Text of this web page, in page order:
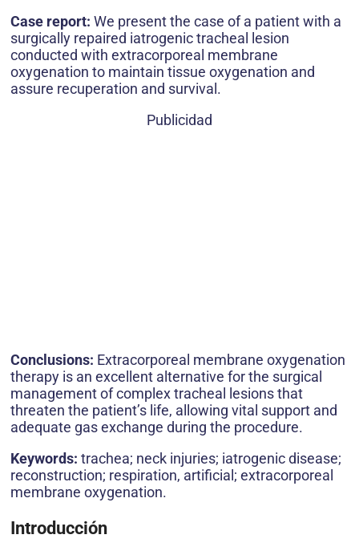
Case report: We present the case of a patient with a
surgically repaired iatrogenic tracheal lesion
conducted with extracorporeal membrane
oxygenation to maintain tissue oxygenation and
assure recuperation and survival.
Publicidad
Conclusions: Extracorporeal membrane oxygenation
therapy is an excellent alternative for the surgical
management of complex tracheal lesions that
threaten the patient’s life, allowing vital support and
adequate gas exchange during the procedure.
Keywords: trachea; neck injuries; iatrogenic disease;
reconstruction; respiration, artificial; extracorporeal
membrane oxygenation.
Introducción